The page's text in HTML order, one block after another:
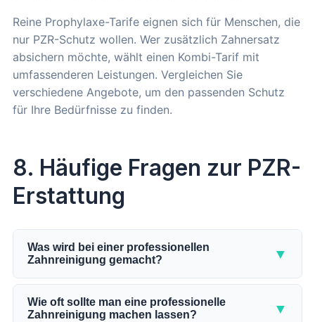
Reine Prophylaxe-Tarife eignen sich für Menschen, die
nur PZR-Schutz wollen. Wer zusätzlich Zahnersatz
absichern möchte, wählt einen Kombi-Tarif mit
umfassenderen Leistungen. Vergleichen Sie
verschiedene Angebote, um den passenden Schutz
für Ihre Bedürfnisse zu finden.
8. Häufige Fragen zur PZR-
Erstattung
Was wird bei einer professionellen
Zahnreinigung gemacht?
▼
Bei einer professionellen Zahnreinigung werden
zunächst Zahnstein und Beläge mit Ultraschall und
Wie oft sollte man eine professionelle
Zahnreinigung machen lassen?
▼